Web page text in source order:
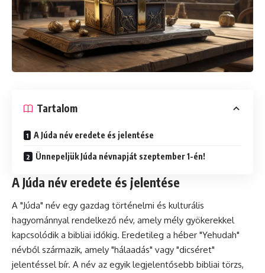
Tartalom
A Júda név eredete és jelentése
Ünnepeljük Júda névnapját szeptember 1-én!
A Júda név eredete és jelentése
A "Júda" név egy gazdag történelmi és kulturális
hagyománnyal rendelkező név, amely mély gyökerekkel
kapcsolódik a bibliai időkig. Eredetileg a héber "Yehudah"
névből származik, amely "hálaadás" vagy "dicséret"
jelentéssel bír. A név az egyik legjelentősebb bibliai törzs,